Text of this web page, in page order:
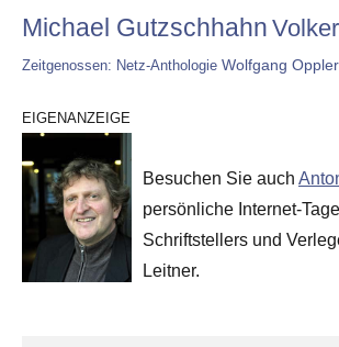
Michael Gutzschhahn
Zeitgenossen: Netz-Anthologie Wolfgang Oppler
EIGENANZEIGE
Besuchen Sie auch
persönliche Internet-
Schriftstellers und
Leitner.